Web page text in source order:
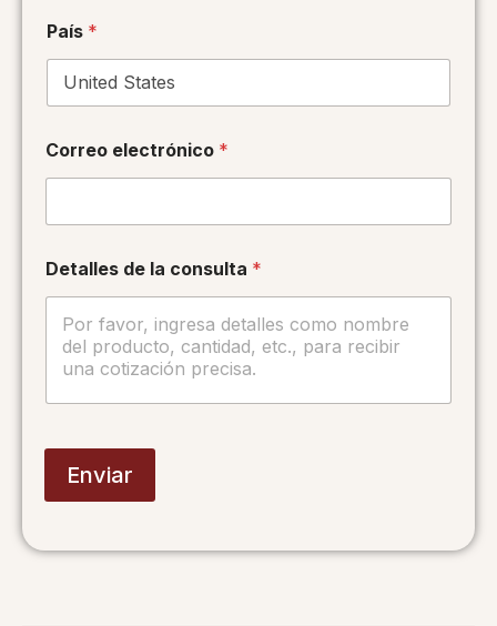
País *
Correo electrónico *
l
e
n
*
Detalles de la consulta *
Enviar